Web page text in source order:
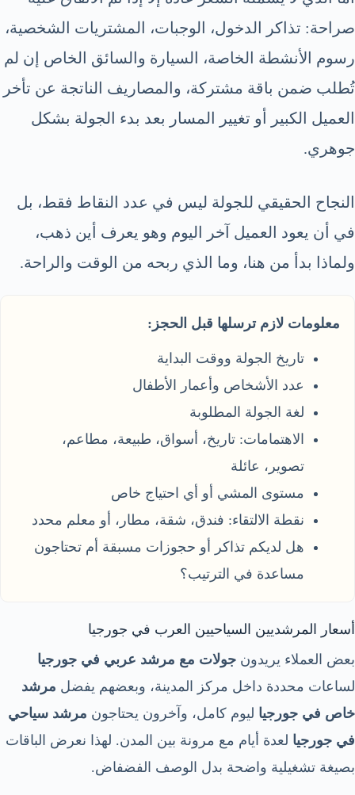
صراحة: تذاكر الدخول، الوجبات، المشتريات الشخصية،
رسوم الأنشطة الخاصة، السيارة والسائق الخاص إن لم
تُطلب ضمن باقة مشتركة، والمصاريف الناتجة عن تأخر
العميل الكبير أو تغيير المسار بعد بدء الجولة بشكل
جوهري.
النجاح الحقيقي للجولة ليس في عدد النقاط فقط، بل
في أن يعود العميل آخر اليوم وهو يعرف أين ذهب،
ولماذا بدأ من هنا، وما الذي ربحه من الوقت والراحة.
معلومات لازم ترسلها قبل الحجز:
تاريخ الجولة ووقت البداية
عدد الأشخاص وأعمار الأطفال
لغة الجولة المطلوبة
الاهتمامات: تاريخ، أسواق، طبيعة، مطاعم،
تصوير، عائلة
مستوى المشي أو أي احتياج خاص
نقطة الالتقاء: فندق، شقة، مطار، أو معلم محدد
هل لديكم تذاكر أو حجوزات مسبقة أم تحتاجون
مساعدة في الترتيب؟
أسعار المرشديين السياحيين العرب في جورجيا
بعض العملاء يريدون جولات مع مرشد عربي في جورجيا
لساعات محددة داخل مركز المدينة، وبعضهم يفضل مرشد
خاص في جورجيا ليوم كامل، وآخرون يحتاجون مرشد سياحي
في جورجيا لعدة أيام مع مرونة بين المدن. لهذا نعرض الباقات
بصيغة تشغيلية واضحة بدل الوصف الفضفاض.